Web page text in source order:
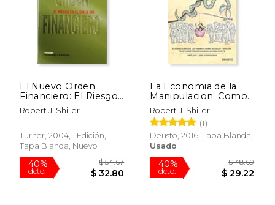
dcto. $ 22.91
15%
dcto. $
El Nuevo Orden
Financiero: El Riesgo
en el Siglo xxi
Robert J. Shiller
Turner, 2004, 1 Edición,
Tapa Blanda, Nuevo
La Economia de la
Manipulacion: Como
Caemos Como
Incautos en las
Trampas del Mercado
Robert J. Shiller
(1)
Deusto, 2016, Tapa Blanda,
Usado